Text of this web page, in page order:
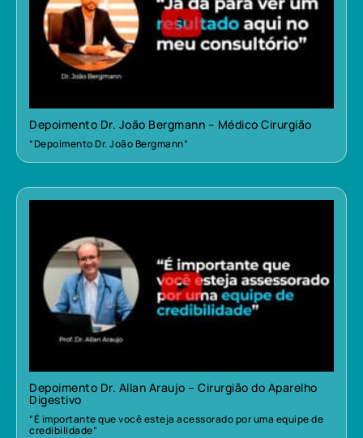
Depoimento Dr. João Bergmann – Médico Cirurgião
“Depoimento Dr. João Bergmann”
Depoimento Dr. Allan Araujo – Cirurgião do Aparelho
Digestivo
“É importante que você esteja acessorado por uma equipe de
credibilidade”